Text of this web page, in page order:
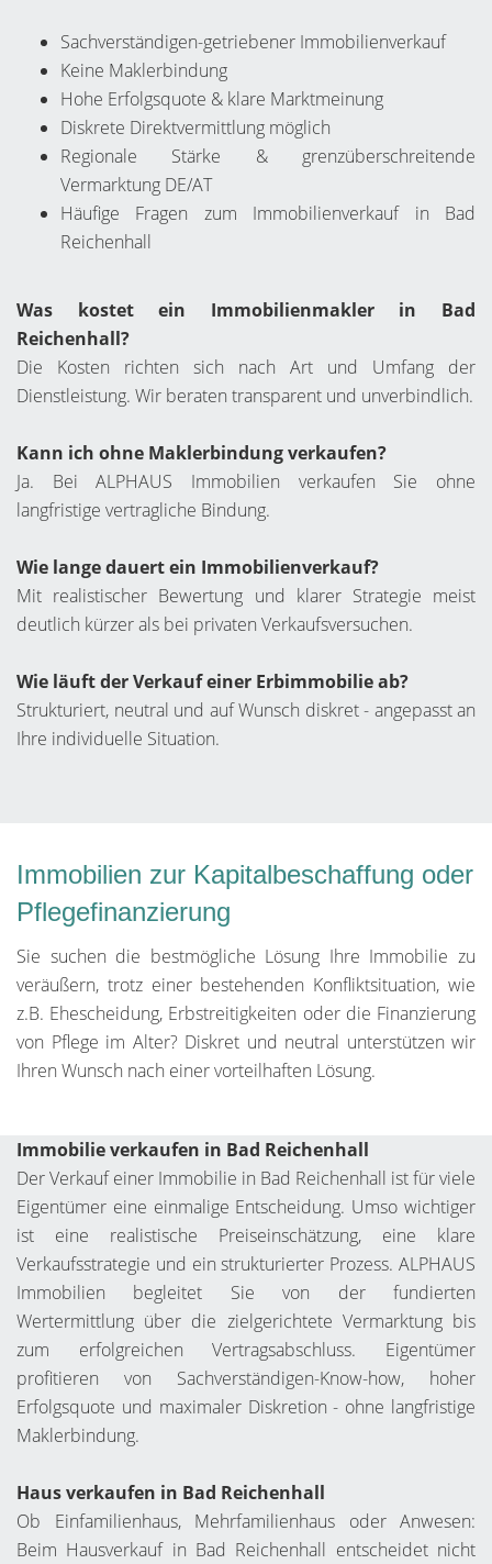
Sachverständigen-getriebener Immobilienverkauf
Keine Maklerbindung
Hohe Erfolgsquote & klare Marktmeinung
Diskrete Direktvermittlung möglich
Regionale Stärke & grenzüberschreitende
Vermarktung DE/AT
Häufige Fragen zum Immobilienverkauf in Bad
Reichenhall
Was kostet ein Immobilienmakler in Bad
Reichenhall?
Die Kosten richten sich nach Art und Umfang der
Dienstleistung. Wir beraten transparent und unverbindlich.
Kann ich ohne Maklerbindung verkaufen?
Ja. Bei ALPHAUS Immobilien verkaufen Sie ohne
langfristige vertragliche Bindung.
Wie lange dauert ein Immobilienverkauf?
Mit realistischer Bewertung und klarer Strategie meist
deutlich kürzer als bei privaten Verkaufsversuchen.
Wie läuft der Verkauf einer Erbimmobilie ab?
Strukturiert, neutral und auf Wunsch diskret - angepasst an
Ihre individuelle Situation.
Immobilien zur Kapitalbeschaffung oder
Pflegefinanzierung
Sie suchen die bestmögliche Lösung Ihre Immobilie zu
veräußern, trotz einer bestehenden Konfliktsituation, wie
z.B. Ehescheidung, Erbstreitigkeiten oder die Finanzierung
von Pflege im Alter? Diskret und neutral unterstützen wir
Ihren Wunsch nach einer vorteilhaften Lösung.
Immobilie verkaufen in Bad Reichenhall
Der Verkauf einer Immobilie in Bad Reichenhall ist für viele
Eigentümer eine einmalige Entscheidung. Umso wichtiger
ist eine realistische Preiseinschätzung, eine klare
Verkaufsstrategie und ein strukturierter Prozess. ALPHAUS
Immobilien begleitet Sie von der fundierten
Wertermittlung über die zielgerichtete Vermarktung bis
zum erfolgreichen Vertragsabschluss. Eigentümer
profitieren von Sachverständigen-Know-how, hoher
Erfolgsquote und maximaler Diskretion - ohne langfristige
Maklerbindung.
Haus verkaufen in Bad Reichenhall
Ob Einfamilienhaus, Mehrfamilienhaus oder Anwesen:
Beim Hausverkauf in Bad Reichenhall entscheidet nicht